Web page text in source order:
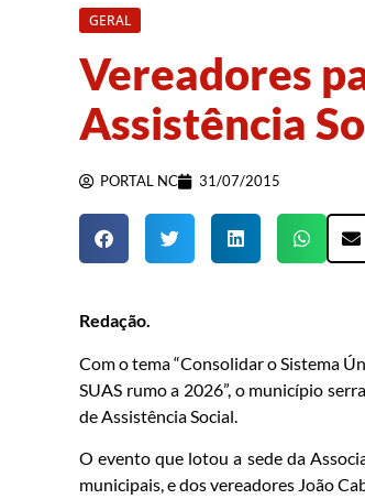
GERAL
Vereadores
Assistência
PORTAL NC 31/07/2015
Redação.
Com o tema “Consolidar o Sistema
SUAS rumo a 2026”, o município
de Assistência Social.
O evento que lotou a sede da
municipais, e dos vereadores João